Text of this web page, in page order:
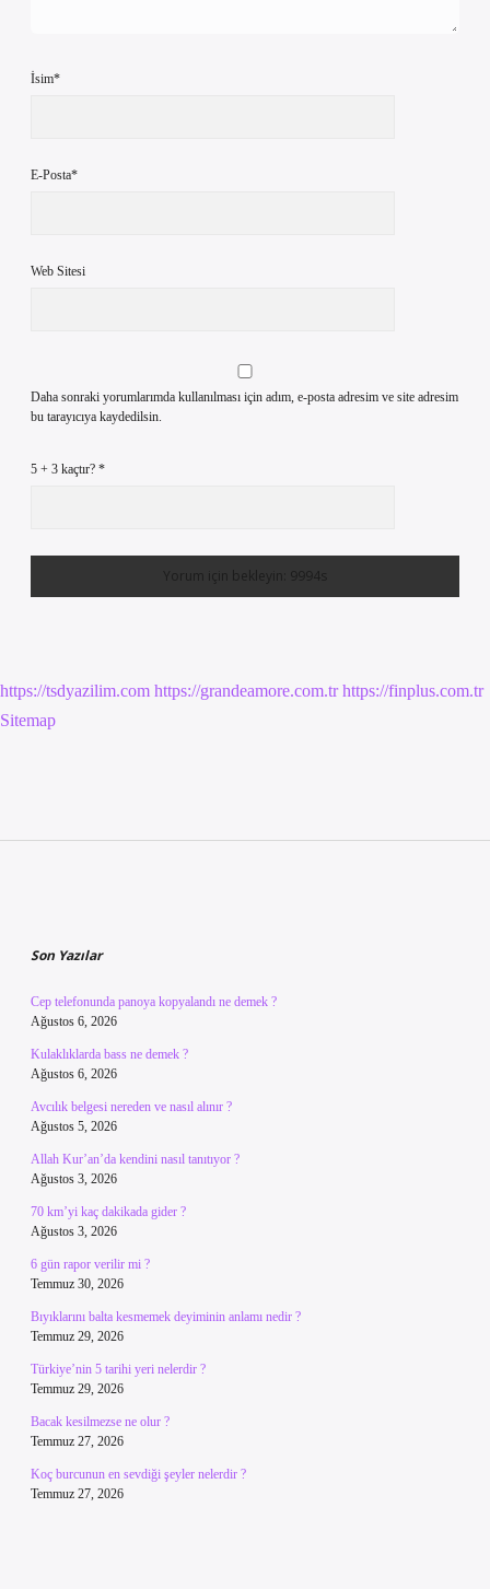
İsim*
E-Posta*
Web Sitesi
Daha sonraki yorumlarımda kullanılması için adım, e-posta adresim ve site adresim
bu tarayıcıya kaydedilsin.
5 + 3 kaçtır? *
https://tsdyazilim.com https://grandeamore.com.tr https://finplus.com.tr
Sitemap
Son Yazılar
Cep telefonunda panoya kopyalandı ne demek ?
Ağustos 6, 2026
Kulaklıklarda bass ne demek ?
Ağustos 6, 2026
Avcılık belgesi nereden ve nasıl alınır ?
Ağustos 5, 2026
Allah Kur’an’da kendini nasıl tanıtıyor ?
Ağustos 3, 2026
70 km’yi kaç dakikada gider ?
Ağustos 3, 2026
6 gün rapor verilir mi ?
Temmuz 30, 2026
Bıyıklarını balta kesmemek deyiminin anlamı nedir ?
Temmuz 29, 2026
Türkiye’nin 5 tarihi yeri nelerdir ?
Temmuz 29, 2026
Bacak kesilmezse ne olur ?
Temmuz 27, 2026
Koç burcunun en sevdiği şeyler nelerdir ?
Temmuz 27, 2026